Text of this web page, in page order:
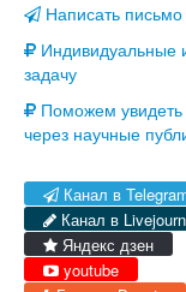
Написать
Индивидуальные
задачу
Поможем
через научные
Канал в
Канал в
Яндекс дзен
youtube